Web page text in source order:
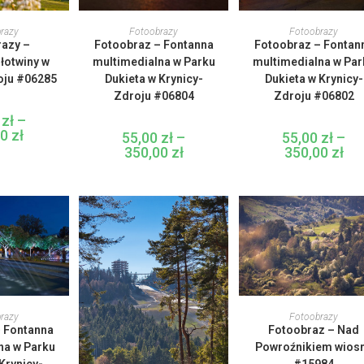
Opcje
–
w
#06285
zł –
złZakres
WYBIERZ OPCJE
produkt
ma
wiele
wariantów.
Opcje
można
wybrać
produktu
Fotoobrazy
Fotoobraz – Fontanna
multimedialna w Parku
Dukieta w Krynicy-
Zdroju #06804
55,00 zł –
350,00 złZakres
cen:
do
350,00 zł
WYBIERZ OPCJE
produkt
ma
wiele
Opcje
można
wybrać
produktu
Fotoobrazy
Fotoobraz –
multimedialna w
Dukieta w Krynicy-
Zdroju #06802
55,00 zł –
350,00 zł
cen:
do
Opcje
w Parku
WYBIERZ OPCJE
produkt
ma
wiele
Opcje
Fotoobrazy
Fotoobraz – Nad
Powroźnikiem